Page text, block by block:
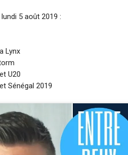
5 août 2019 :
Lynx
U20
Sénégal 2019